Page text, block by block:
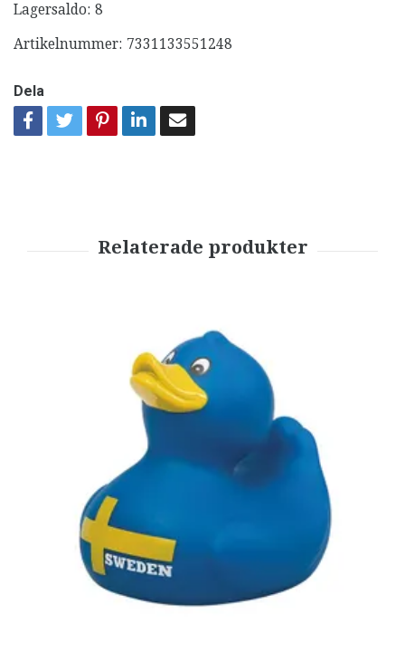
Lagersaldo: 8
Artikelnummer: 7331133551248
Dela